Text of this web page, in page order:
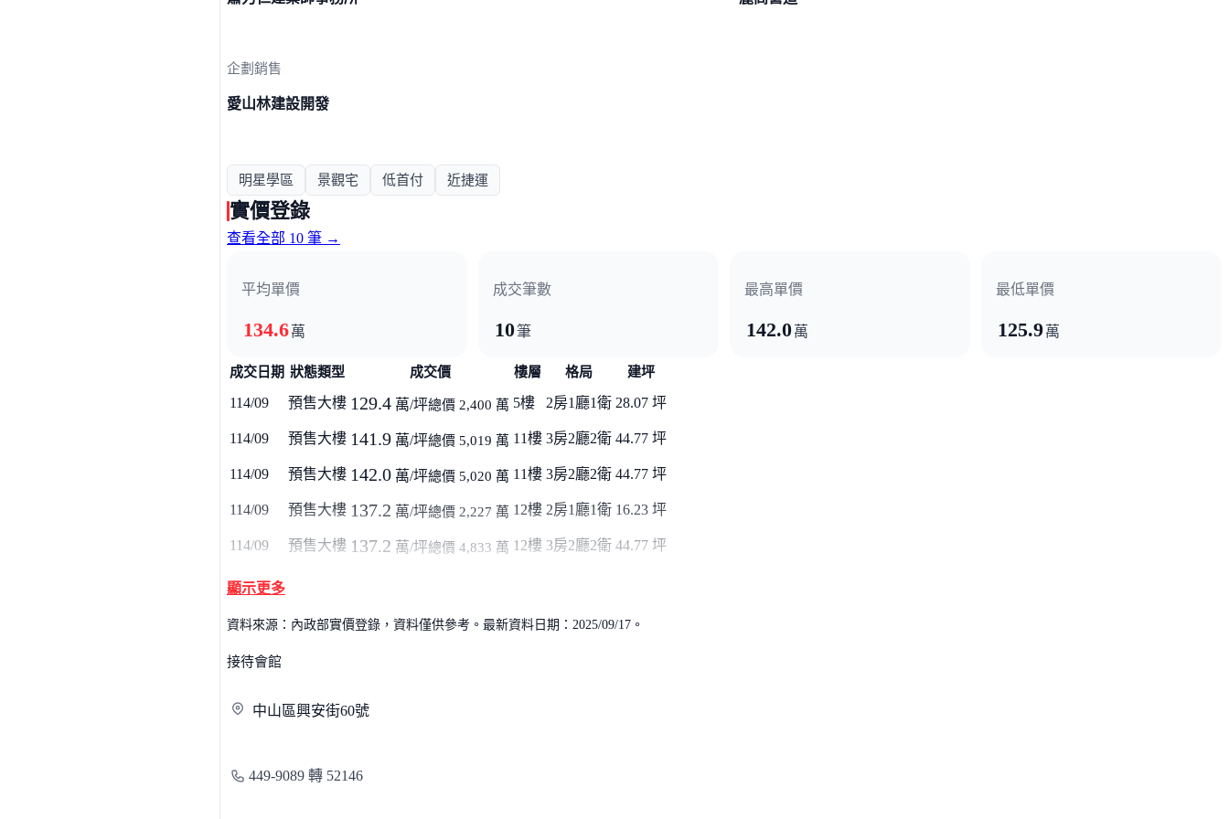
企劃銷售
愛山林建設開發
明星學區 景觀宅 低首付 近捷運
實價登錄
查看全部 10 筆 →
平均單價
134.6萬
成交筆數
10筆
最高單價
142.0萬
最低單價
125.9萬
成交日期 狀態類型 成交價 樓層 格局 建坪
114/09 預售大樓 129.4 萬/坪總價 2,400 萬 5樓 2房1廳1衛 28.07 坪
114/09 預售大樓 141.9 萬/坪總價 5,019 萬 11樓 3房2廳2衛 44.77 坪
114/09 預售大樓 142.0 萬/坪總價 5,020 萬 11樓 3房2廳2衛 44.77 坪
114/09 預售大樓 137.2 萬/坪總價 2,227 萬 12樓 2房1廳1衛 16.23 坪
114/09 預售大樓 137.2 萬/坪總價 4,833 萬 12樓 3房2廳2衛 44.77 坪
顯示更多
資料來源：內政部實價登錄，資料僅供參考。最新資料日期：2025/09/17。
接待會館
中山區興安街60號
449-9089 轉 52146